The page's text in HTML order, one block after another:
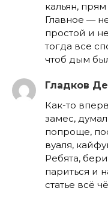
кальян,
Главное —
простой и
тогда все
чтоб дым
Гладков
Как-то
замес,
попроще,
вуаля,
Ребята,
париться и
статье всё